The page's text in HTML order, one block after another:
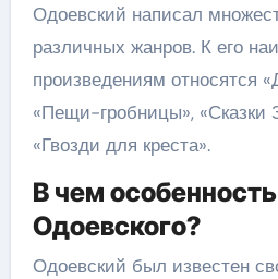
Одоевский написал
различных жанров. К его
произведениям относятся
«Пещи-гробницы», «Сказки
«Гвозди для креста».
В чем
Одоевского?
Одоевский был известен